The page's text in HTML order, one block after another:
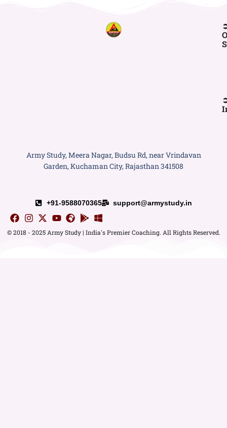
Army Study, Meera Nagar, Budsu Rd, near Vrindavan
Garden, Kuchaman City, Rajasthan 341508
+91-9588070365 support@armystudy.in
© 2018 - 2025 Army Study | India's Premier Coaching. All Rights Reserved.